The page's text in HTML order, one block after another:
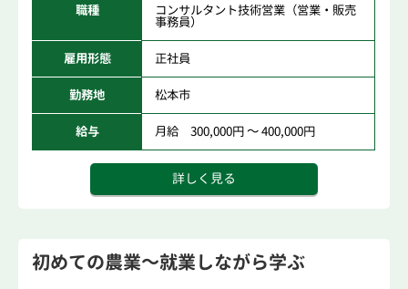
職種 コンサルタント技術営業（営業・販売
事務員）
雇用形態 正社員
勤務地 松本市
給与 月給 300,000円 ～ 400,000円
詳しく見る
初めての農業～就業しながら学ぶ